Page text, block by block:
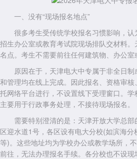
一、没有“现场报名地点”
很多考生受传统学校报名习惯影响，认
招生办公室或教育考试院现场排队交材料
名点。考生不需要前往任何建筑物、办公室
原因在于，天津电大中专属于非全日制
和管理均在线上完成。因此报名、资格审
托网络平台进行，不设置线下受理窗口。
主要用于行政事务处理，不接待现场报名。
需要特别澄清的是：天津开放大学总部
区迎水道1号，各区设有电大分校(如滨海
等)。这些地址均为学校办公或教学场所，
前往，无法办理报名手续。各分校也不设现